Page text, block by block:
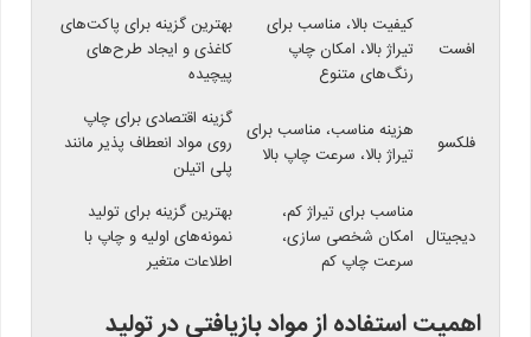
افست
کیفیت بالا، مناسب برای
تیراژ بالا، امکان چاپ
رنگ‌های متنوع
بهترین گزینه برای پاکت‌های
کاغذی و ایجاد طرح‌های
پیچیده
فلكسو
هزینه مناسب، مناسب برای
تیراژ بالا، سرعت چاپ بالا
گزینه اقتصادی برای چاپ
روی مواد انعطاف پذیر مانند
پلی اتیلن
دیجیتال
مناسب برای تیراژ کم،
امکان شخصی سازی،
سرعت چاپ کم
بهترین گزینه برای تولید
نمونه‌های اولیه و چاپ با
اطلاعات متغیر
اهمیت استفاده از مواد بازیافتی در تولید